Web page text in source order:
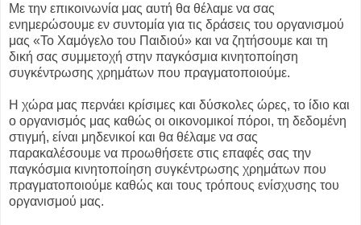
Με την επικοινωνία μας αυτή θα θέλαμε να σας
ενημερώσουμε εν συντομία για τις δράσεις του οργανισμού
μας «Το Χαμόγελο του Παιδιού» και να ζητήσουμε και τη
δική σας συμμετοχή στην παγκόσμια κινητοποίηση
συγκέντρωσης χρημάτων που πραγματοποιούμε.
Η χώρα μας περνάει κρίσιμες και δύσκολες ώρες, το ίδιο και
ο οργανισμός μας καθώς οι οικονομικοί πόροι, τη δεδομένη
στιγμή, είναι μηδενικοί και θα θέλαμε να σας
παρακαλέσουμε να προωθήσετε στις επαφές σας την
παγκόσμια κινητοποίηση συγκέντρωσης χρημάτων που
πραγματοποιούμε καθώς και τους τρόπους ενίσχυσης του
οργανισμού μας.